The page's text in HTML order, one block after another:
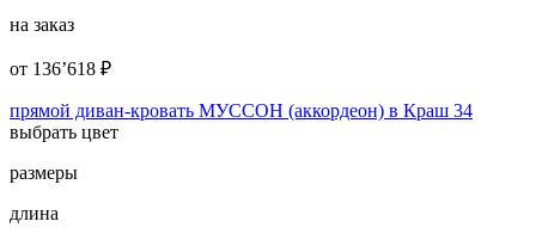
на заказ
от 136’618 ₽
прямой диван-кровать МУССОН (аккордеон) в Краш 34
выбрать цвет
размеры
длина